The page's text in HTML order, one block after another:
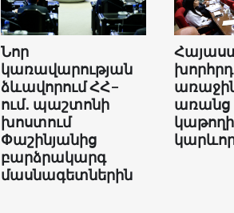
Նոր
կառավարության
ձևավորում ՀՀ-
ում․ պաշտոնի
խոստում
Փաշինյանից
բարձրակարգ
մասնագետներին
առանց